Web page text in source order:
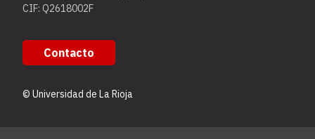
CIF: Q2618002F
Contacto
© Universidad de La Rioja